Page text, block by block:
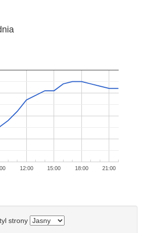
12:00 15:00 18:00 21:00
strony